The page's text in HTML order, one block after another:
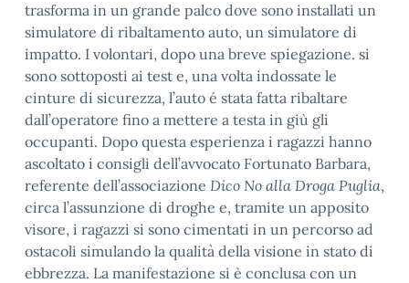
trasforma in un grande palco dove sono installati un
simulatore di ribaltamento auto, un simulatore di
impatto. I volontari, dopo una breve spiegazione. si
sono sottoposti ai test e, una volta indossate le
cinture di sicurezza, l’auto é stata fatta ribaltare
dall’operatore fino a mettere a testa in giù gli
occupanti. Dopo questa esperienza i ragazzi hanno
ascoltato i consigli dell’avvocato Fortunato Barbara,
referente dell’associazione Dico No alla Droga Puglia,
circa l’assunzione di droghe e, tramite un apposito
visore, i ragazzi si sono cimentati in un percorso ad
ostacoli simulando la qualità della visione in stato di
ebbrezza. La manifestazione si è conclusa con un